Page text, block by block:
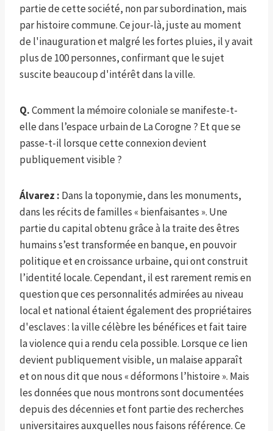
partie de cette société, non par subordination, mais
par histoire commune. Ce jour-là, juste au moment
de l'inauguration et malgré les fortes pluies, il y avait
plus de 100 personnes, confirmant que le sujet
suscite beaucoup d'intérêt dans la ville.
Q.Comment la mémoire coloniale se manifeste-t-
elle dans l’espace urbain de La Corogne ? Et que se
passe-t-il lorsque cette connexion devient
publiquement visible ?
Álvarez : Dans la toponymie, dans les monuments,
dans les récits de familles « bienfaisantes ». Une
partie du capital obtenu grâce à la traite des êtres
humains s’est transformée en banque, en pouvoir
politique et en croissance urbaine, qui ont construit
l’identité locale. Cependant, il est rarement remis en
question que ces personnalités admirées au niveau
local et national étaient également des propriétaires
d'esclaves : la ville célèbre les bénéfices et fait taire
la violence qui a rendu cela possible. Lorsque ce lien
devient publiquement visible, un malaise apparaît
et on nous dit que nous « déformons l’histoire ». Mais
les données que nous montrons sont documentées
depuis des décennies et font partie des recherches
universitaires auxquelles nous faisons référence. Ce